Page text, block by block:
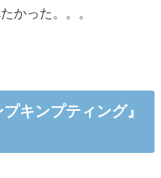
かった。。。
キンプティング』